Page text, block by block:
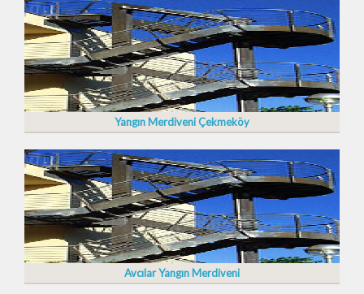
Yangın Merdiveni Çekmeköy
Avcılar Yangın Merdiveni